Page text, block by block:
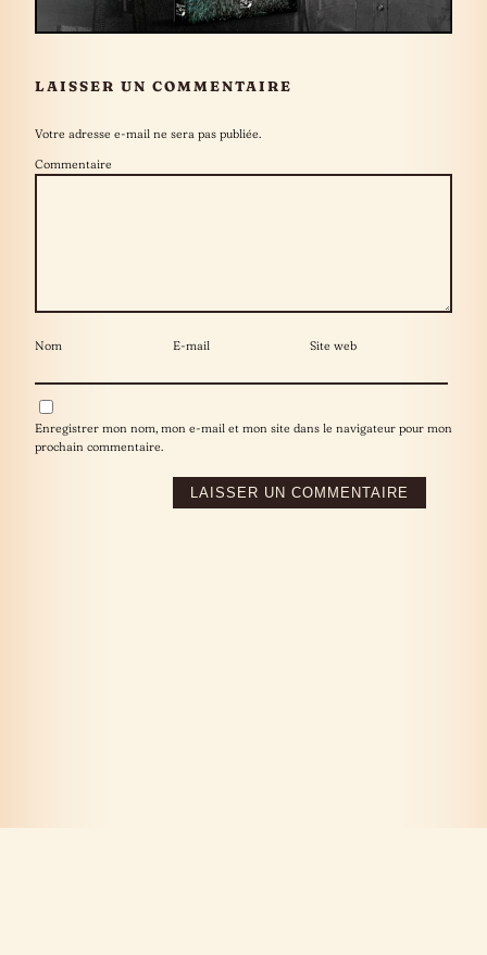
LAISSER UN COMMENTAIRE
Votre adresse e-mail ne sera pas publiée.
Commentaire
Nom E-mail Site web
Enregistrer mon nom, mon e-mail et mon site dans le navigateur pour mon
prochain commentaire.